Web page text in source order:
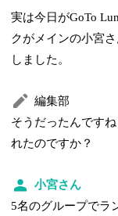
実は今日がGoTo
クがメインの小宮
しました。
編集部
そうだったんです
れたのですか？
小宮さん
5名のグループでラ